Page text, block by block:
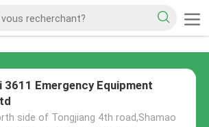
3611 Emergency Equipment
side of Tongjiang 4th road,Shamao